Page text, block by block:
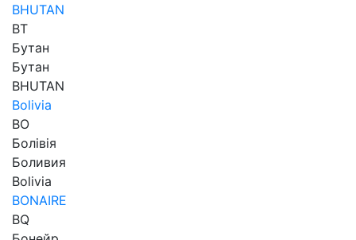
BHUTAN
BT
Бутан
Бутан
BHUTAN
Bolivia
BO
Болівія
Боливия
Bolivia
BONAIRE
BQ